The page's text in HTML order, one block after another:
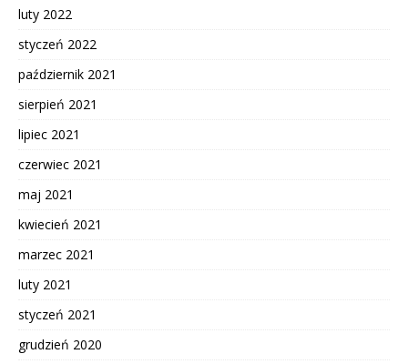
luty 2022
styczeń 2022
październik 2021
sierpień 2021
lipiec 2021
czerwiec 2021
maj 2021
kwiecień 2021
marzec 2021
luty 2021
styczeń 2021
grudzień 2020